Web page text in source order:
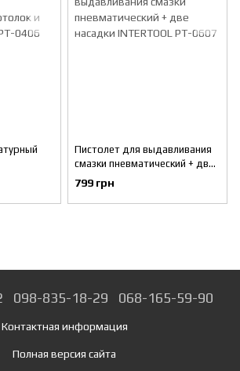
и
0406
Пистолет для выдавливания
смазки пневматический + две
насадки INTERTOOL PT-0607
799 грн
098-835-18-29 068-165-59-90
Контактная информация
Полная версия сайта